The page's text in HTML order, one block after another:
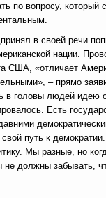
по вопросу, который
в своей речи
нации.
США, «отличает
– прямо
в головы людей идею
Есть
путь к
Мы разные, но
не должны забывать,